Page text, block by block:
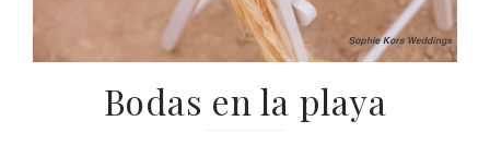
Bodas en la playa